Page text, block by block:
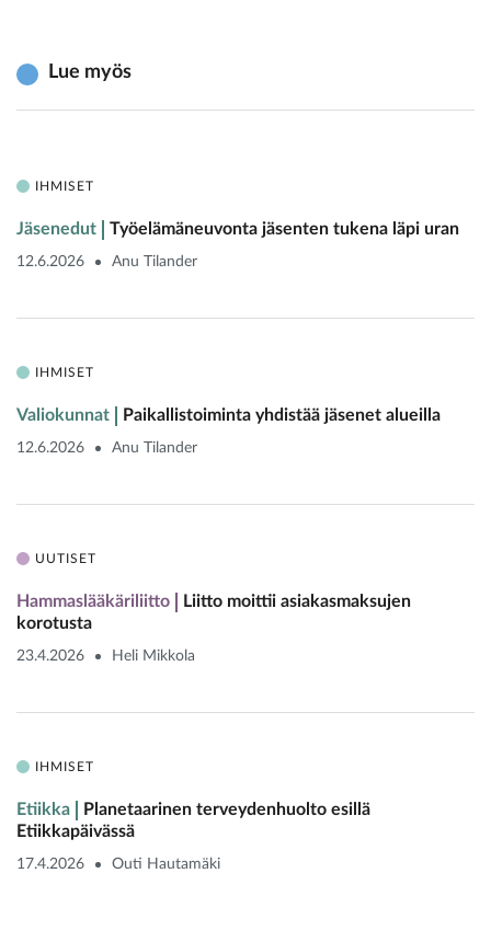
Lue myös
IHMISET
Jäsenedut Työelämäneuvonta jäsenten tukena läpi uran
12.6.2026 Anu Tilander
IHMISET
Valiokunnat Paikallistoiminta yhdistää jäsenet alueilla
12.6.2026 Anu Tilander
UUTISET
Hammaslääkäriliitto
Liitto moittii asiakasmaksujen
korotusta
23.4.2026 Heli Mikkola
IHMISET
Etiikka
Planetaarinen terveydenhuolto esillä
Etiikkapäivässä
17.4.2026 Outi Hautamäki